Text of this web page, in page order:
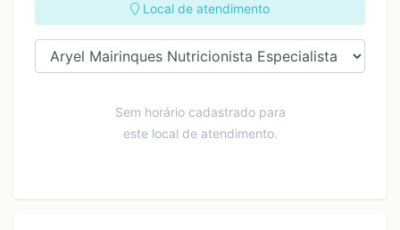
Local de atendimento
Sem horário cadastrado para
este local de atendimento.